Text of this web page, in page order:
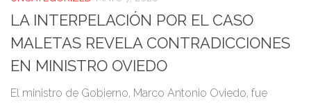
LA INTERPELACIÓN POR EL CASO
MALETAS REVELA CONTRADICCIONES
EN MINISTRO OVIEDO
El ministro de Gobierno, Marco Antonio Oviedo, fue